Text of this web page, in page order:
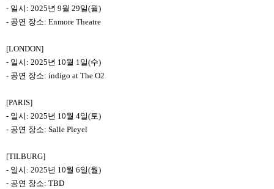
- 일시: 2025년 9월 29일(월)
- 공연 장소: Enmore Theatre
[LONDON]
- 일시: 2025년 10월 1일(수)
- 공연 장소: indigo at The O2
[PARIS]
- 일시: 2025년 10월 4일(토)
- 공연 장소: Salle Pleyel
[TILBURG]
- 일시: 2025년 10월 6일(월)
- 공연 장소: TBD